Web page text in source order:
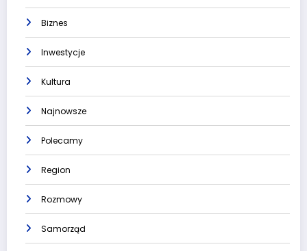
Biznes
Inwestycje
Kultura
Najnowsze
Polecamy
Region
Rozmowy
Samorząd